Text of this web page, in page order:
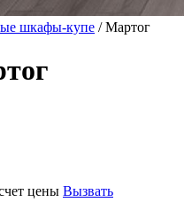
шкафы-купе / Мартог
цены Вызвать